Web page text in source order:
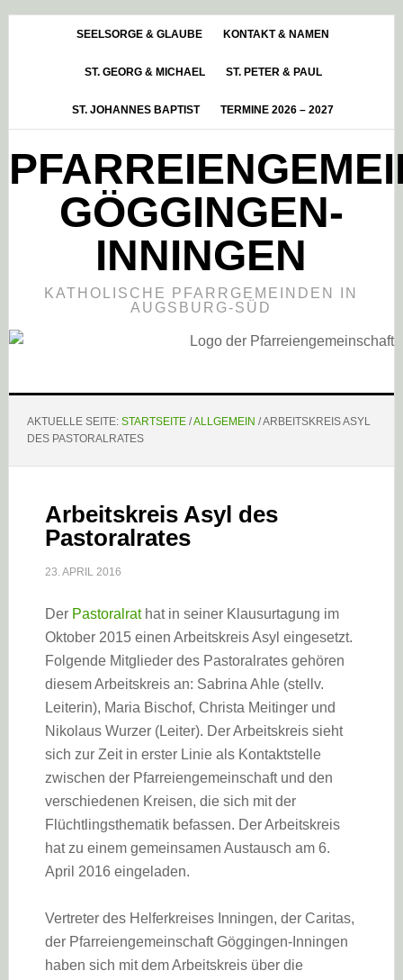
HauptsidebarSEELSORGE & GLAUBE KONTAKT & NAMEN
ST. GEORG & MICHAEL ST. PETER & PAUL
ST. JOHANNES BAPTIST TERMINE 2026 – 2027
GÖGGINGEN-
INNINGEN
KATHOLISCHE PFARRGEMEINDEN IN
AUGSBURG-SÜD
AKTUELLE SEITE: STARTSEITE /ALLGEMEIN /ARBEITSKREIS ASYL
DES PASTORALRATES
Arbeitskreis Asyl des
Pastoralrates
23. APRIL 2016
Der Pastoralrathat in seiner Klausurtagung im
Oktober 2015 einen Arbeitskreis Asyl eingesetzt.
Folgende Mitglieder des Pastoralrates gehören
diesem Arbeitskreis an: Sabrina Ahle (stellv.
Leiterin), Maria Bischof, Christa Meitinger und
Nikolaus Wurzer (Leiter). Der Arbeitskreis sieht
sich zur Zeit in erster Linie als Kontaktstelle
zwischen der Pfarreiengemeinschaft und den
verschiedenen Kreisen, die sich mit der
Flüchtlingsthematik befassen. Der Arbeitskreis
hat zu einem gemeinsamen Austausch am 6.
April 2016 eingeladen.
Vertreter des Helferkreises Inningen, der Caritas,
der Pfarreiengemeinschaft Göggingen-Inningen
haben sich mit dem Arbeitskreis über die